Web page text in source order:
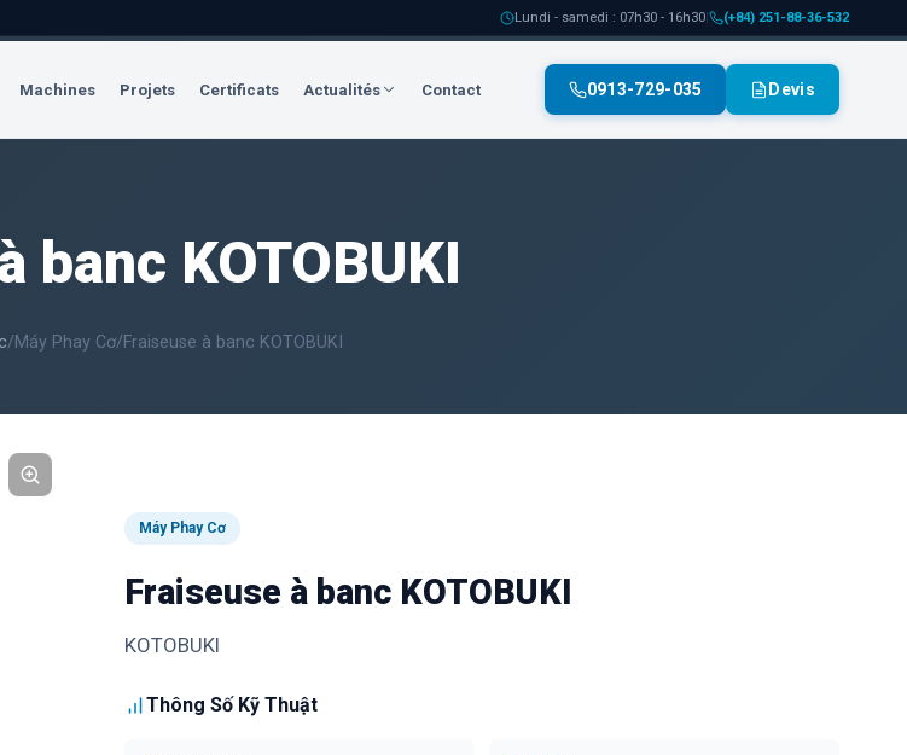
Lundi - samedi : 07h30 - 16h30| (+84) 251-88-36-532
Machines Projets Certificats Actualités Contact 0913-729-035 Devis
banc KOTOBUKI
/Máy Phay Cơ/Fraiseuse à banc KOTOBUKI
Máy Phay Cơ
Fraiseuse à banc KOTOBUKI
KOTOBUKI
Thông Số Kỹ Thuật